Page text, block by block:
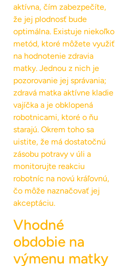
aktívna, čím zabezpečíte,
že jej plodnosť bude
optimálna. Existuje niekoľko
metód, ktoré môžete využiť
na hodnotenie zdravia
matky. Jednou z nich je
pozorovanie jej správania;
zdravá matka aktívne kladie
vajíčka a je obklopená
robotnicami, ktoré o ňu
starajú. Okrem toho sa
uistite, že má dostatočnú
zásobu potravy v úli a
monitorujte reakciu
robotníc na novú kráľovnú,
čo môže naznačovať jej
akceptáciu.
Vhodné
obdobie na
výmenu matky